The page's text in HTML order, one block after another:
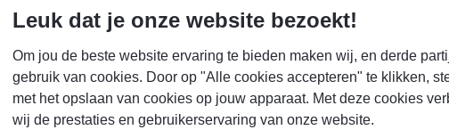
Leuk dat je onze website bezoekt!
Om jou de beste website ervaring te bieden maken wij, en derde
gebruik van cookies. Door op "Alle cookies accepteren" te klikken,
met het opslaan van cookies op jouw apparaat. Met deze cookies
wij de prestaties en gebruikerservaring van onze website.